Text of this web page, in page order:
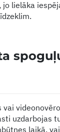
lielāka
uzdarbojas
laikā,